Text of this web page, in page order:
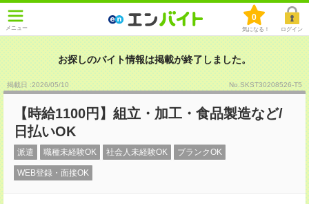
メニュー
0
気になる！ ログイン
お探しのバイト情報は掲載が終了しました。
掲載日 :2026/05/10 No.SKST30208526-T5
【時給1100円】組立・加工・食品製造など/
日払いOK
派遣 職種未経験OK 社会人未経験OK ブランクOK
WEB登録・面接OK